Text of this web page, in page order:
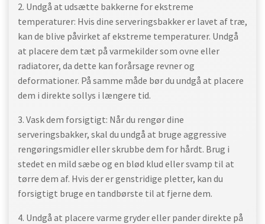
2. Undgå at udsætte bakkerne for ekstreme
temperaturer: Hvis dine serveringsbakker er lavet af træ,
kan de blive påvirket af ekstreme temperaturer. Undgå
at placere dem tæt på varmekilder som ovne eller
radiatorer, da dette kan forårsage revner og
deformationer. På samme måde bør du undgå at placere
dem i direkte sollys i længere tid.
3. Vask dem forsigtigt: Når du rengør dine
serveringsbakker, skal du undgå at bruge aggressive
rengøringsmidler eller skrubbe dem for hårdt. Brug i
stedet en mild sæbe og en blød klud eller svamp til at
tørre dem af. Hvis der er genstridige pletter, kan du
forsigtigt bruge en tandbørste til at fjerne dem.
4. Undgå at placere varme gryder eller pander direkte på